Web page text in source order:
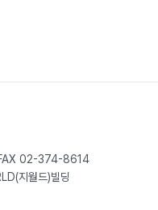
02-374-8614
지월드)빌딩